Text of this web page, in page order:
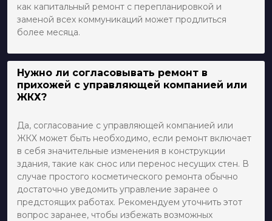
как капитальный ремонт с перепланировкой и
заменой всех коммуникаций может продлиться
более месяца.
Нужно ли согласовывать ремонт в
прихожей с управляющей компанией или
ЖКХ?
Да, согласование с управляющей компанией или
ЖКХ может быть необходимо, если ремонт включает
в себя значительные изменения в конструкции
здания, такие как снос или перенос несущих стен. В
случае простого косметического ремонта обычно
достаточно уведомить управление заранее о
предстоящих работах. Рекомендуем уточнить этот
вопрос заранее, чтобы избежать возможных